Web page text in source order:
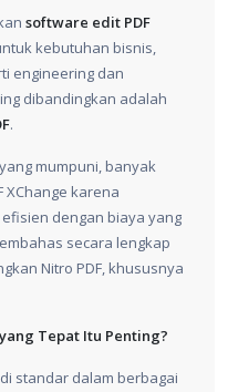
software edit PDF
kebutuhan bisnis,
engineering dan
dibandingkan adalah
.
mumpuni, banyak
XChange karena
dengan biaya yang
secara lengkap
Nitro PDF, khususnya
Tepat Itu Penting?
standar dalam berbagai